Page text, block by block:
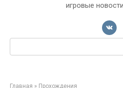
игровые новости
Поиск:
Главная » Прохождения